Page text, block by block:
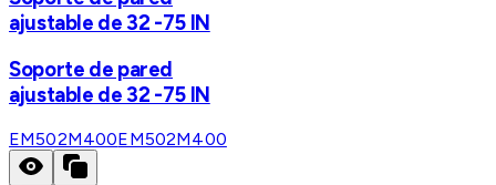
ajustable de 32 -75 IN
Soporte de pared
ajustable de 32 -75 IN
EM502M400EM502M400